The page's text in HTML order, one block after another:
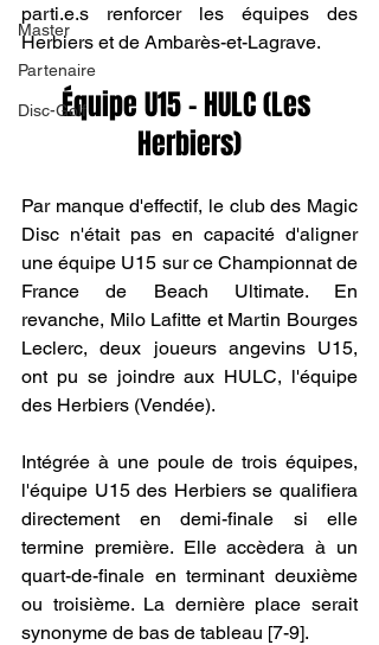
Master
Partenaire
Disc-Golf
parti.e.s renforcer les équipes des
Herbiers et de Ambarès-et-Lagrave.
Équipe U15 - HULC (Les
Herbiers)
Par manque d'effectif, le club des Magic
Disc n'était pas en capacité d'aligner
une équipe U15 sur ce Championnat de
France de Beach Ultimate. En
revanche, Milo Lafitte et Martin Bourges
Leclerc, deux joueurs angevins U15,
ont pu se joindre aux HULC, l'équipe
des Herbiers (Vendée).
Intégrée à une poule de trois équipes,
l'équipe U15 des Herbiers se qualifiera
directement en demi-finale si elle
termine première. Elle accèdera à un
quart-de-finale en terminant deuxième
ou troisième. La dernière place serait
synonyme de bas de tableau [7-9].